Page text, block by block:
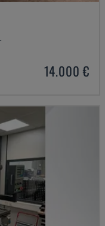
14.000 €